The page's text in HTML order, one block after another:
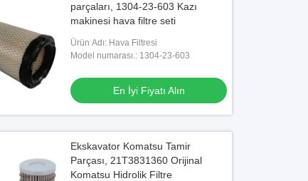
parçaları, 1304-23-603 Kazı
makinesi hava filtre seti
Ürün Adı: Hava Filtresi
Model numarası.: 1304-23-603
En İyi Fiyatı Alın
Ekskavator Komatsu Tamir
Parçası, 21T3831360 Orijinal
Komatsu Hidrolik Filtre